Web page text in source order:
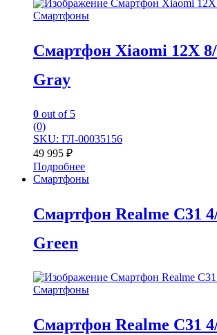
Смартфоны
Смартфон Xiaomi 12X
Gray
0 out of 5
(0)
SKU: ГЛ-00035156
49 995 ₽
Подробнее
Смартфоны
Смартфон Realme C31
Green
Смартфоны
Смартфон Realme C31